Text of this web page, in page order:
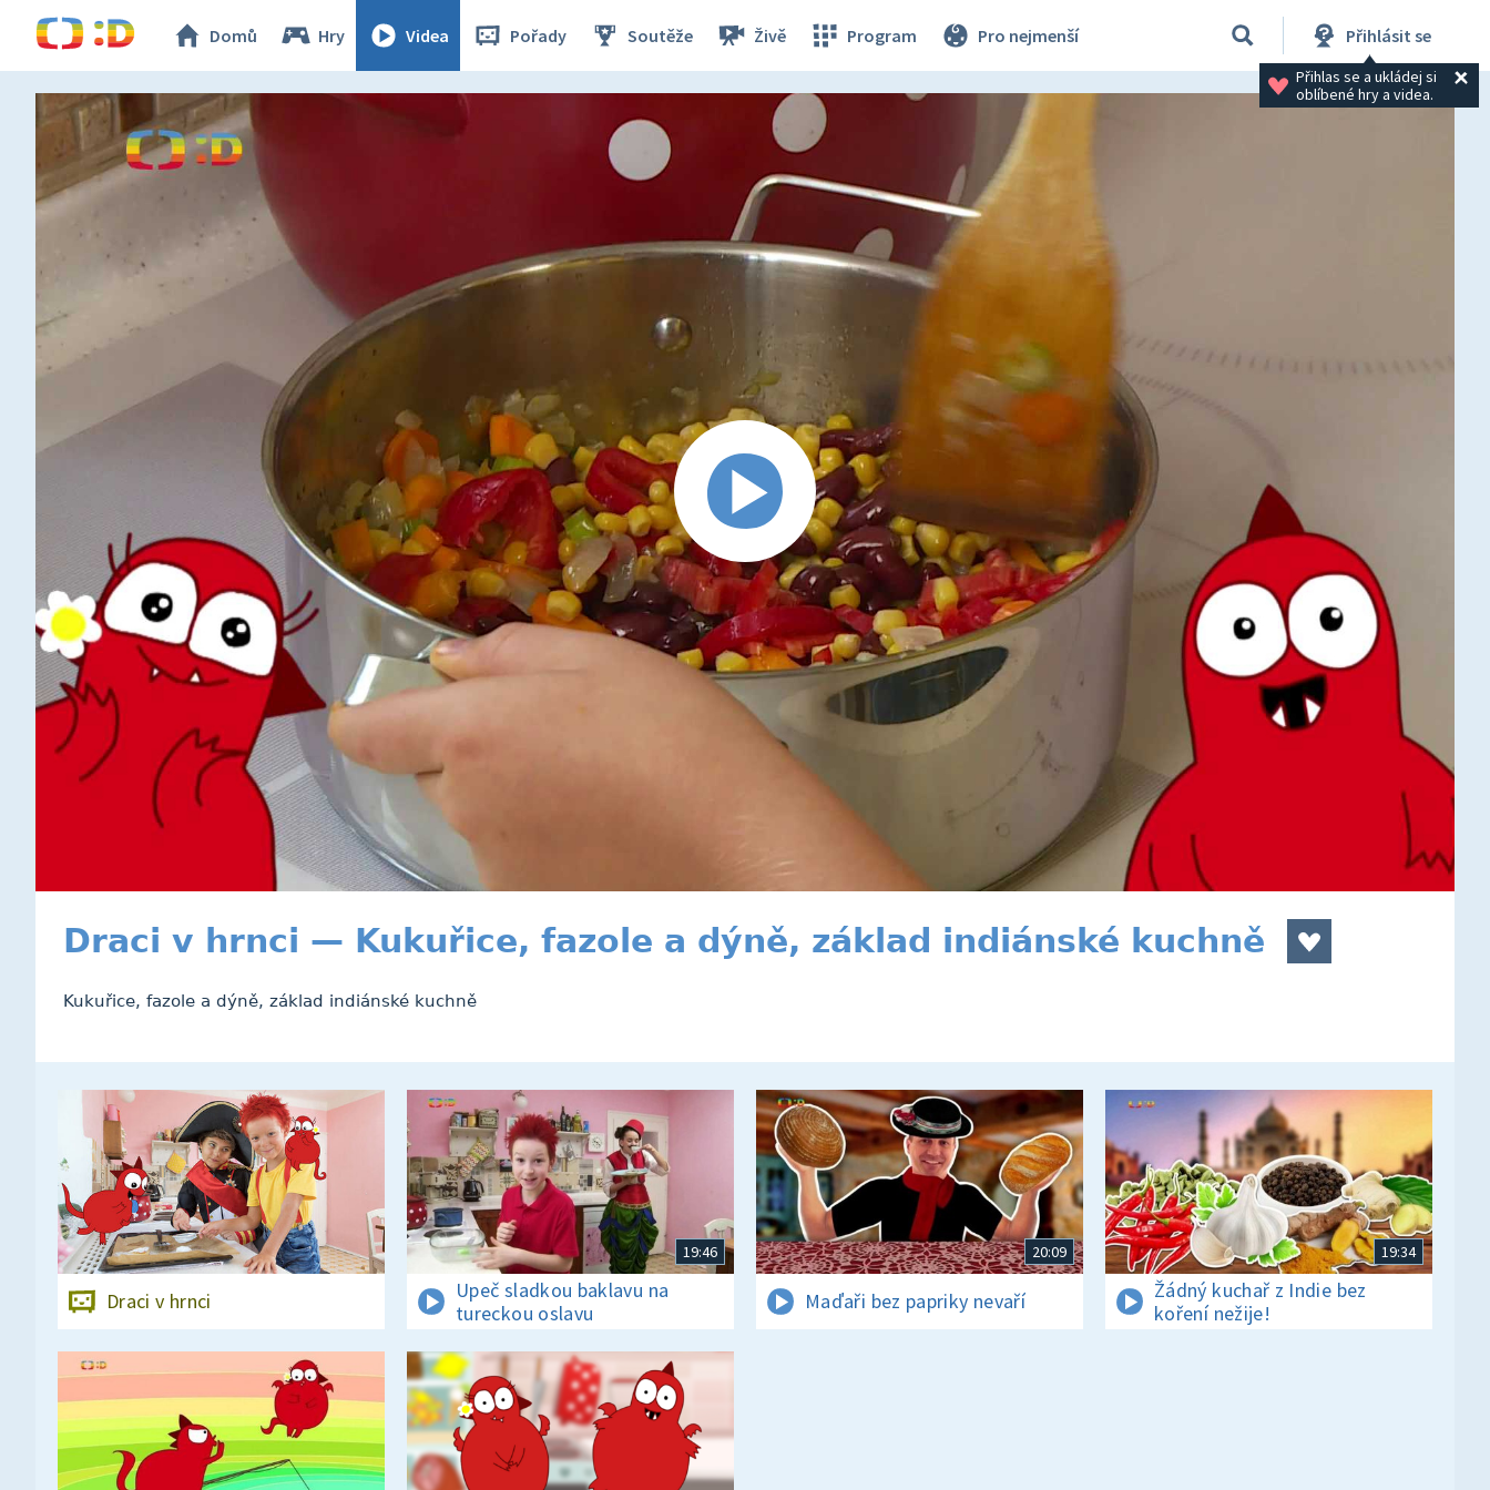
Domů Hry Videa Pořady Soutěže Živě Program Pro nejmenší Přihlásit se
Přihlas se a ukládej si
oblíbené hry a videa.
Draci v hrnci — Kukuřice, fazole a dýně, základ indiánské kuchně
Kukuřice, fazole a dýně, základ indiánské kuchně
Draci v hrnci
19:46
Upeč sladkou baklavu na
tureckou oslavu
20:09
Maďaři bez papriky nevaří
19:34
Žádný kuchař z Indie bez
koření nežije!